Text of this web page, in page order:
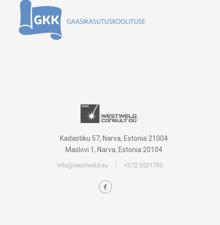
Kadastiku 57, Narva, Estonia 21004
Maslovi 1, Narva, Estonia 20104
info@westweld.eu +372 5531733